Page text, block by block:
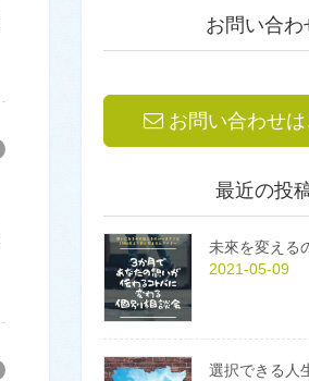
お問い合わ
お問い合わせは
最近の投
未來を変える
2021-05-09
選択できる人